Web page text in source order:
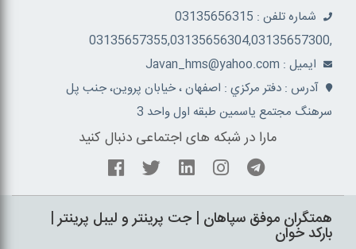
شماره تلفن : 03135656315
,03135657355,03135656304,03135657300
ايميل : Javan_hms@yahoo.com
آدرس : دفتر مرکزي : اصفهان ، خيابان پروين، جنب پل
سرهنگ مجتمع ياسمين طبقه اول واحد 3
مارا در شبکه های اجتماعی دنبال کنید
همتگران موفق سپاهان | جت پرينتر و ليبل پرينتر |
بارکد خوان